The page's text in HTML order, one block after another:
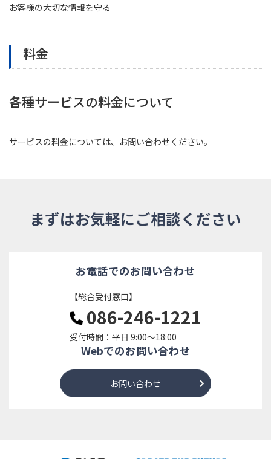
お客様の大切な情報を守る
料金
各種サービスの料金について
サービスの料金については、お問い合わせください。
まずはお気軽にご相談ください
お電話でのお問い合わせ
【総合受付窓口】
086-246-1221
受付時間：平日 9:00～18:00
Webでのお問い合わせ
お問い合わせ